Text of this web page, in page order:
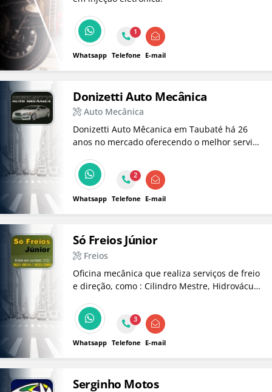
Whatsapp
1
Telefone E-mail
Donizetti Auto Mecânica
Auto Mecânica
Donizetti Auto Mêcanica em Taubaté há 26
anos no mercado oferecendo o melhor serviço
Whatsapp
2
Telefone E-mail
Só Freios Júnior
Freios
Oficina mecânica que realiza serviços de freio
e direção, como : Cilindro Mestre, Hidrovácuo,
Pinças, Retifica em disco e Tambor.
Whatsapp
3
Telefone E-mail
Serginho Motos